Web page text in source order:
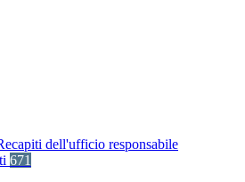
dell'ufficio responsabile
671